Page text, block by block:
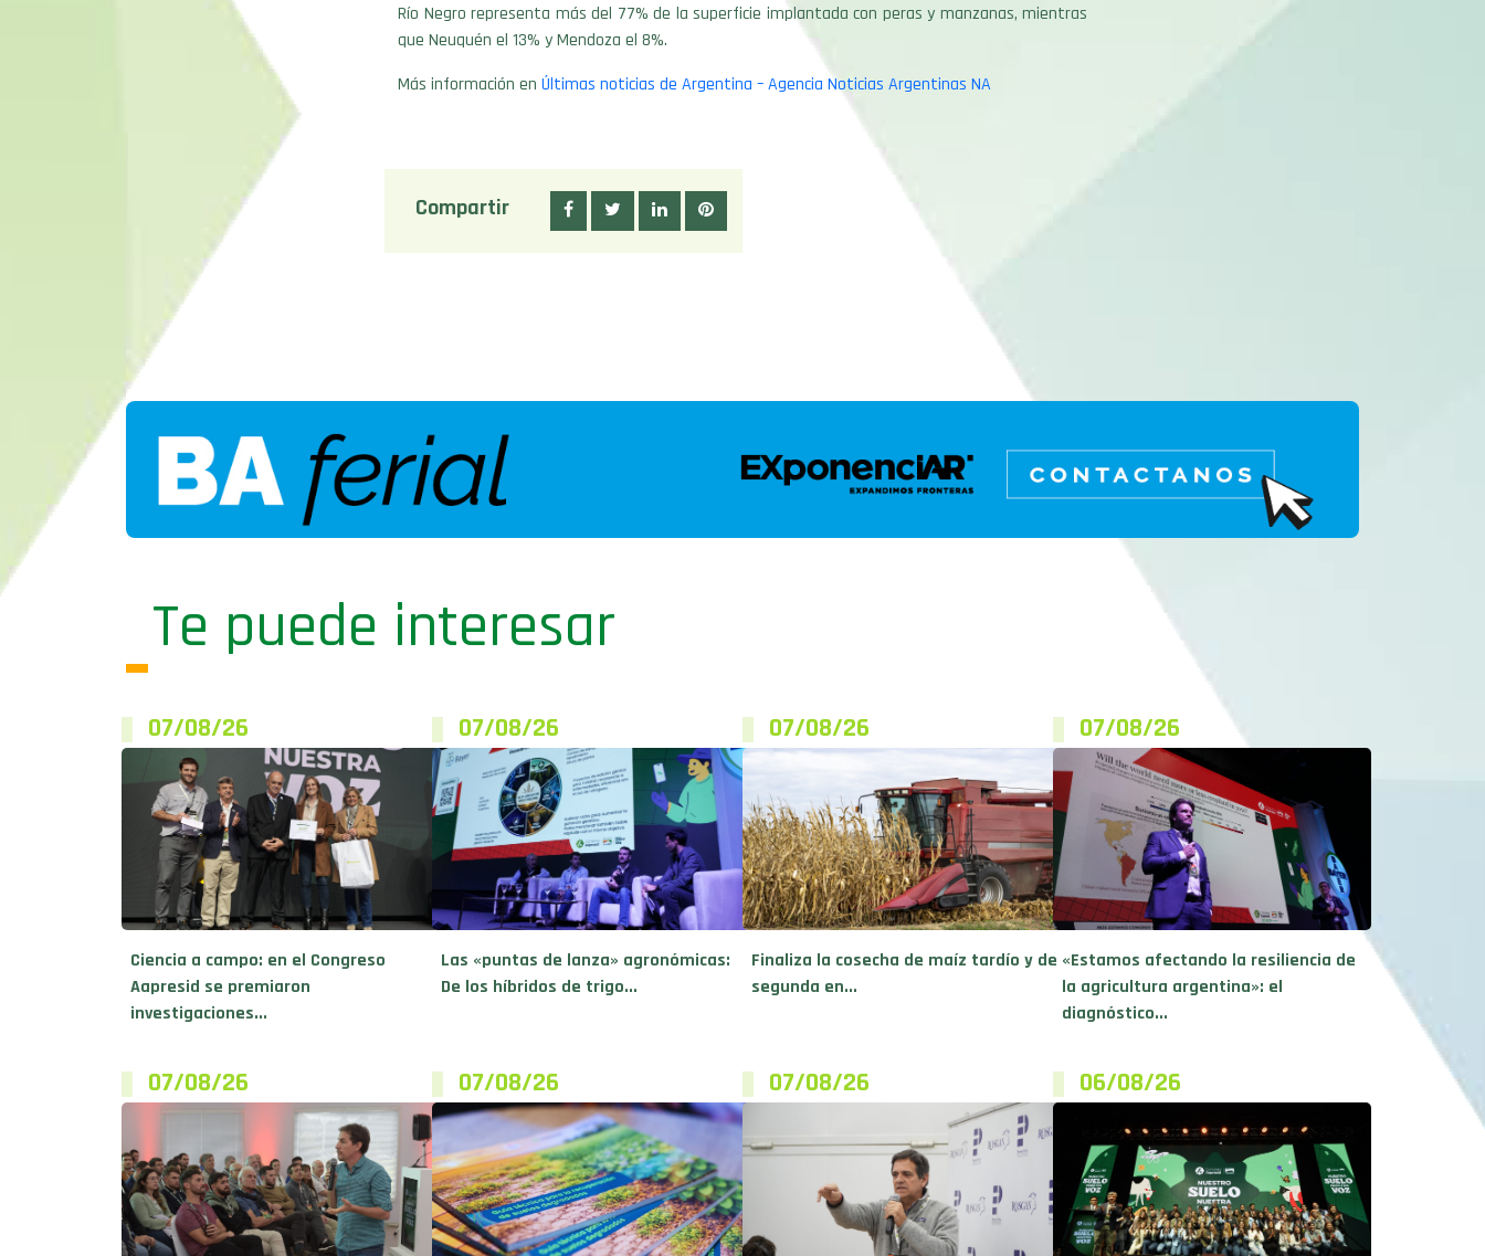
Río Negro representa más del 77% de la superficie implantada con peras y manzanas, mientras
que Neuquén el 13% y Mendoza el 8%.
Más información en ​Últimas noticias de Argentina – ​Agencia Noticias Argentinas NA
Compartir
Te puede interesar
07/08/26
Ciencia a campo: en el Congreso
Aapresid se premiaron
investigaciones...
07/08/26
Las «puntas de lanza» agronómicas:
De los híbridos de trigo...
07/08/26
Finaliza la cosecha de maíz tardío y de
segunda en...
07/08/26
«Estamos afectando la resiliencia de
la agricultura argentina»: el
diagnóstico...
07/08/26 07/08/26 07/08/26 06/08/26